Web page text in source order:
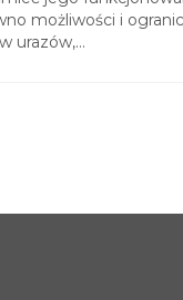
możliwości i
urazów,...